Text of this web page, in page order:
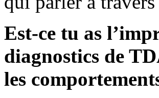
Est-ce tu as
diagnostics de
les